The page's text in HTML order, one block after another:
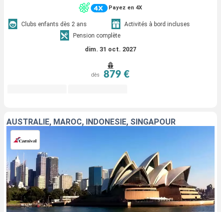
Payez en 4X
Clubs enfants dès 2 ans
Activités à bord incluses
Pension complète
dim. 31 oct. 2027
dès 879 €
AUSTRALIE, MAROC, INDONÉSIE, SINGAPOUR